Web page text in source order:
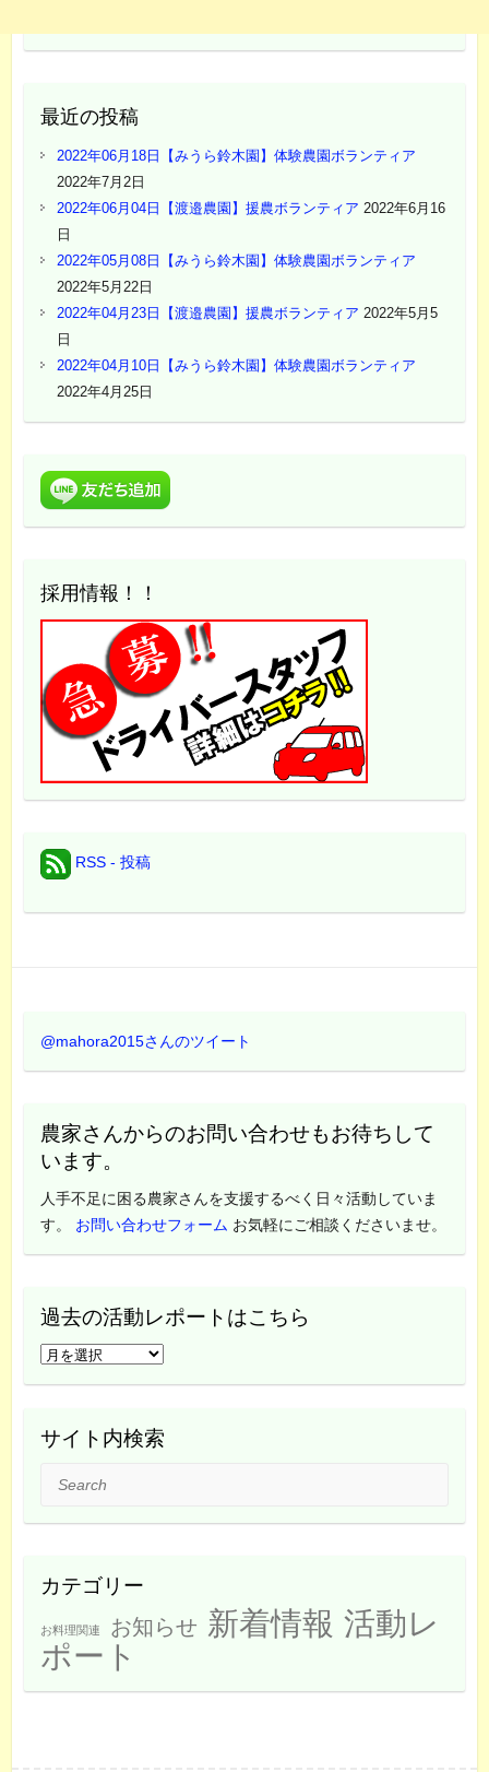
最近の投稿
2022年06月18日【みうら鈴木園】体験農園ボランティア
2022年7月2日
2022年06月04日【渡邉農園】援農ボランティア 2022年6月16
日
2022年05月08日【みうら鈴木園】体験農園ボランティア
2022年5月22日
2022年04月23日【渡邉農園】援農ボランティア 2022年5月5
日
2022年04月10日【みうら鈴木園】体験農園ボランティア
2022年4月25日
採用情報！！
RSS - 投稿
@mahora2015さんのツイート
農家さんからのお問い合わせもお待ちして
います。
人手不足に困る農家さんを支援するべく日々活動していま
す。 お問い合わせフォーム お気軽にご相談くださいませ。
過去の活動レポートはこちら
過
去
活
は
ち
ら
サイト内検索
Search
カテゴリー
お料理関連 お知らせ 新着情報 活動レ
ポート